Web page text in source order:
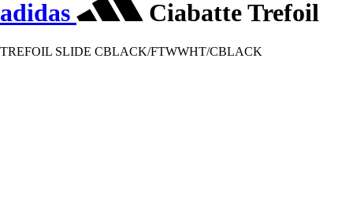
adidas Ciabatte Trefoil
TREFOIL SLIDE CBLACK/FTWWHT/CBLACK